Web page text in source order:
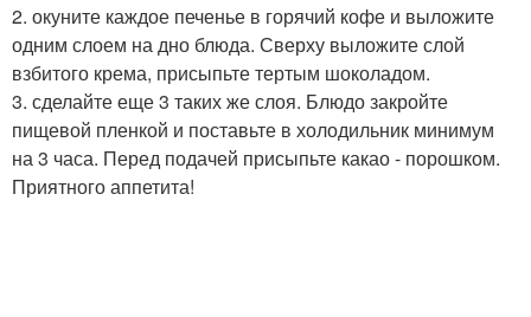
2. окуните каждое печенье в горячий кофе и выложите
одним слоем на дно блюда. Сверху выложите слой
взбитого крема, присыпьте тертым шоколадом.
3. сделайте еще 3 таких же слоя. Блюдо закройте
пищевой пленкой и поставьте в холодильник минимум
на 3 часа. Перед подачей присыпьте какао - порошком.
Приятного аппетита!